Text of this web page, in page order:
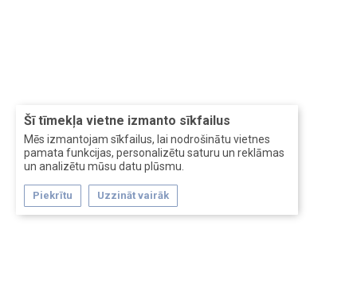
Šī tīmekļa vietne izmanto sīkfailus
Mēs izmantojam sīkfailus, lai nodrošinātu vietnes
pamata funkcijas, personalizētu saturu un reklāmas
un analizētu mūsu datu plūsmu.
Piekrītu Uzzināt vairāk